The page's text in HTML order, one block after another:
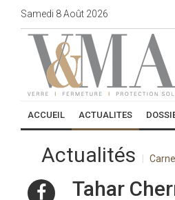
Samedi 8Août 2026
ACCUEIL ACTUALITES
Actualités
Tahar